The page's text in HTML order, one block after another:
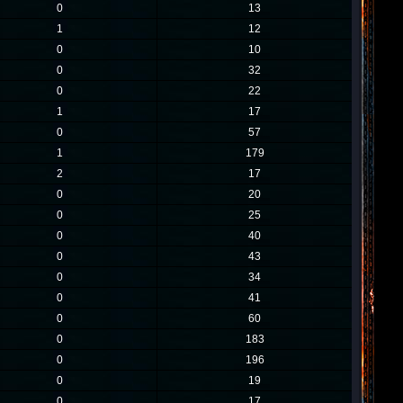
0
13
1
12
0
10
0
32
0
22
1
17
0
57
1
179
2
17
0
20
0
25
0
40
0
43
0
34
0
41
0
60
0
183
0
196
0
19